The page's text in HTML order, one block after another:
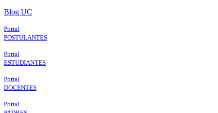
Skip
main
content
Blog UC
Portal
POSTULANTES
Portal
ESTUDIANTES
Portal
DOCENTES
Portal